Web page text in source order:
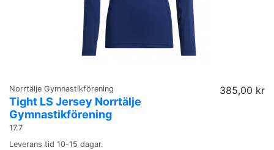
Norrtälje Gymnastikförening
Tight LS Jersey Norrtälje
Gymnastikförening
17.7
385,00 kr
Leverans tid 10-15 dagar.